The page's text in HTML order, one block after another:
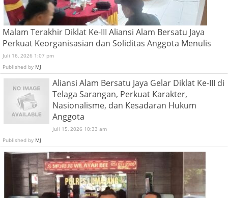
Malam Terakhir Diklat Ke-III Aliansi Alam Bersatu Jaya
Perkuat Keorganisasian dan Soliditas Anggota Menulis
Juli 16, 2026 1:07 pm
Published by MJ
Aliansi Alam Bersatu Jaya Gelar Diklat Ke-III di
Telaga Sarangan, Perkuat Karakter,
Nasionalisme, dan Kesadaran Hukum
Anggota
Juli 15, 2026 10:33 am
Published by MJ